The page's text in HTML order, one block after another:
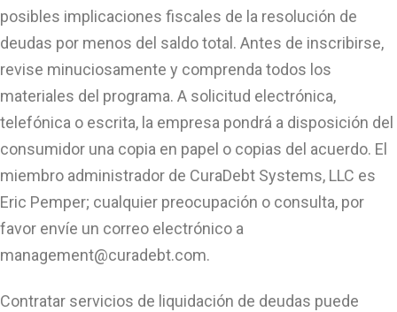
posibles implicaciones fiscales de la resolución de
deudas por menos del saldo total. Antes de inscribirse,
revise minuciosamente y comprenda todos los
materiales del programa. A solicitud electrónica,
telefónica o escrita, la empresa pondrá a disposición del
consumidor una copia en papel o copias del acuerdo. El
miembro administrador de CuraDebt Systems, LLC es
Eric Pemper; cualquier preocupación o consulta, por
favor envíe un correo electrónico a
management@curadebt.com.
Contratar servicios de liquidación de deudas puede